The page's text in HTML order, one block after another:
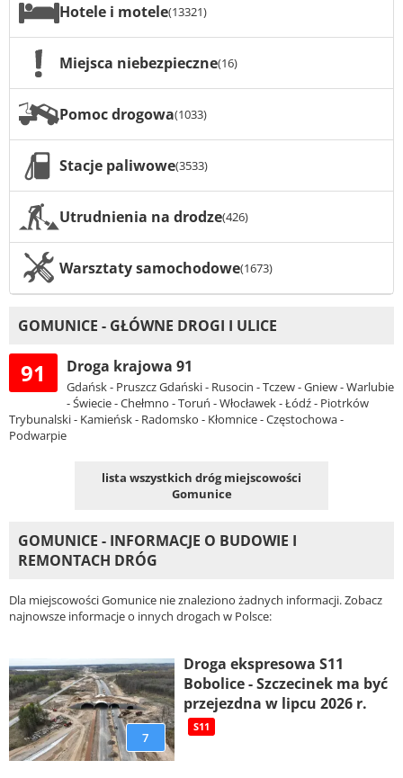
Hotele i motele(13321)
Miejsca niebezpieczne(16)
Pomoc drogowa(1033)
Stacje paliwowe(3533)
Utrudnienia na drodze(426)
Warsztaty samochodowe(1673)
GOMUNICE - GŁÓWNE DROGI I ULICE
91 Droga krajowa 91
Gdańsk - Pruszcz Gdański - Rusocin - Tczew - Gniew - Warlubie
- Świecie - Chełmno - Toruń - Włocławek - Łódź - Piotrków
Trybunalski - Kamieńsk - Radomsko - Kłomnice - Częstochowa -
Podwarpie
lista wszystkich dróg miejscowości
Gomunice
GOMUNICE - INFORMACJE O BUDOWIE I
REMONTACH DRÓG
Dla miejscowości Gomunice nie znaleziono żadnych informacji. Zobacz
najnowsze informacje o innych drogach w Polsce:
7
Droga ekspresowa S11
Bobolice - Szczecinek ma być
przejezdna w lipcu 2026 r.
S11